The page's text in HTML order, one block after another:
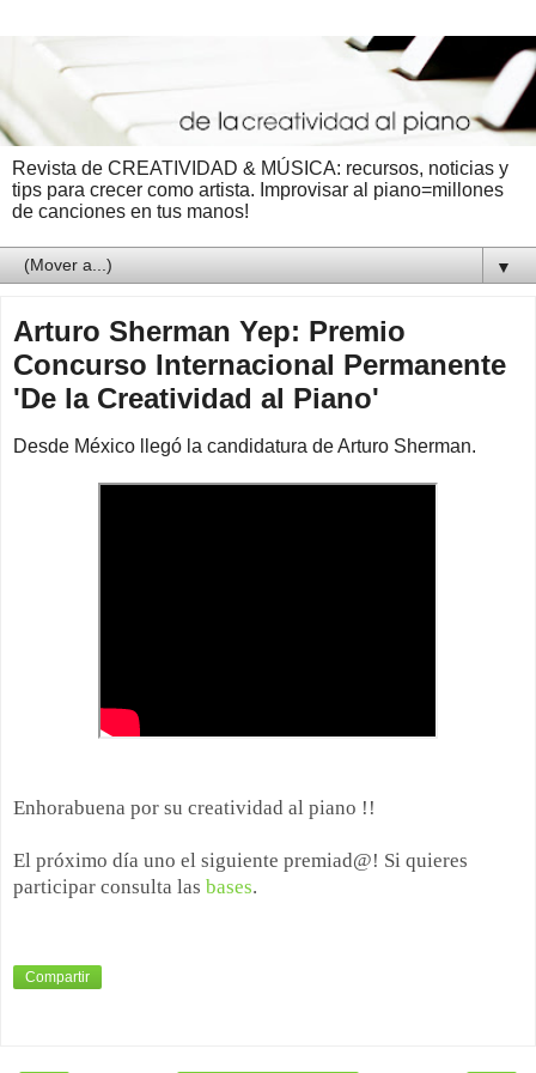
Revista de CREATIVIDAD & MÚSICA: recursos, noticias y
tips para crecer como artista. Improvisar al piano=millones
de canciones en tus manos!
▼
Arturo Sherman Yep: Premio
Concurso Internacional Permanente
'De la Creatividad al Piano'
Desde México llegó la candidatura de Arturo Sherman.
Enhorabuena por su creatividad al piano !!
El próximo día uno el siguiente premiad@! Si quieres
participar consulta las bases.
Compartir